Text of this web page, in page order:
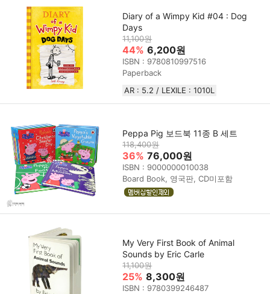
Diary of a Wimpy Kid #04 : Dog
Days
11,100원
44% 6,200원
ISBN : 9780810997516
Paperback
AR : 5.2 / LEXILE : 1010L
Peppa Pig 보드북 11종 B 세트
118,400원
36% 76,000원
ISBN : 9000000010038
Board Book, 영국판, CD미포함
My Very First Book of Animal
Sounds by Eric Carle
11,100원
25% 8,300원
ISBN : 9780399246487